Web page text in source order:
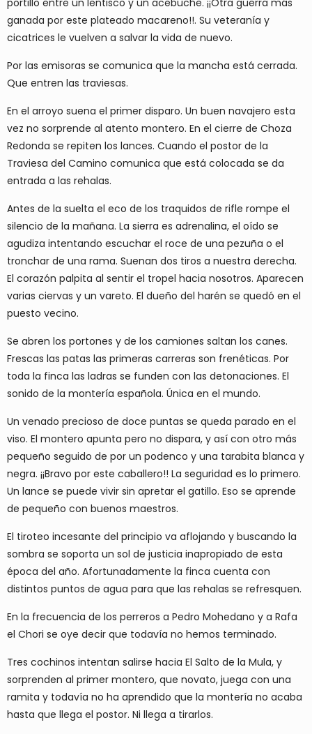
ganada por este plateado macareno!!. Su veteranía y
cicatrices le vuelven a salvar la vida de nuevo.
Por las emisoras se comunica que la mancha está cerrada.
Que entren las traviesas.
En el arroyo suena el primer disparo. Un buen navajero esta
vez no sorprende al atento montero. En el cierre de Choza
Redonda se repiten los lances. Cuando el postor de la
Traviesa del Camino comunica que está colocada se da
entrada a las rehalas.
Antes de la suelta el eco de los traquidos de rifle rompe el
silencio de la mañana. La sierra es adrenalina, el oído se
agudiza intentando escuchar el roce de una pezuña o el
tronchar de una rama. Suenan dos tiros a nuestra derecha.
El corazón palpita al sentir el tropel hacia nosotros. Aparecen
varias ciervas y un vareto. El dueño del harén se quedó en el
puesto vecino.
Se abren los portones y de los camiones saltan los canes.
Frescas las patas las primeras carreras son frenéticas. Por
toda la finca las ladras se funden con las detonaciones. El
sonido de la montería española. Única en el mundo.
Un venado precioso de doce puntas se queda parado en el
viso. El montero apunta pero no dispara, y así con otro más
pequeño seguido de por un podenco y una tarabita blanca y
negra. ¡¡Bravo por este caballero!! La seguridad es lo primero.
Un lance se puede vivir sin apretar el gatillo. Eso se aprende
de pequeño con buenos maestros.
El tiroteo incesante del principio va aflojando y buscando la
sombra se soporta un sol de justicia inapropiado de esta
época del año. Afortunadamente la finca cuenta con
distintos puntos de agua para que las rehalas se refresquen.
En la frecuencia de los perreros a Pedro Mohedano y a Rafa
el Chori se oye decir que todavía no hemos terminado.
Tres cochinos intentan salirse hacia El Salto de la Mula, y
sorprenden al primer montero, que novato, juega con una
ramita y todavía no ha aprendido que la montería no acaba
hasta que llega el postor. Ni llega a tirarlos.